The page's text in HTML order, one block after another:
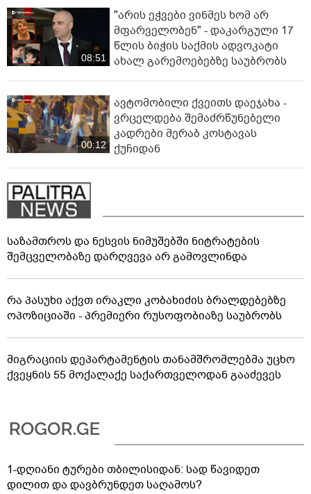
08:51
"არის ეჭვები ვინმეს ხომ არ
მფარველობენ" - დაკარგული 17
წლის ბიჭის საქმის ადვოკატი
ახალ გარემოებებზე საუბრობს
00:12
ავტომობილი ქვეითს დაეჯახა -
ვრცელდება შემაძრწუნებელი
კადრები მერაბ კოსტავას
ქუჩიდან
საზამთროს და ნესვის ნიმუშებში ნიტრატების
შემცველობაზე დარღვევა არ გამოვლინდა
რა პასუხი აქვთ ირაკლი კობახიძის ბრალდებებზე
ოპოზიციაში - პრემიერი რუსოფობიაზე საუბრობს
მიგრაციის დეპარტამენტის თანამშრომლებმა უცხო
ქვეყნის 55 მოქალაქე საქართველოდან გააძევეს
1-დღიანი ტურები თბილისიდან: სად წავიდეთ
დილით და დავბრუნდეთ საღამოს?